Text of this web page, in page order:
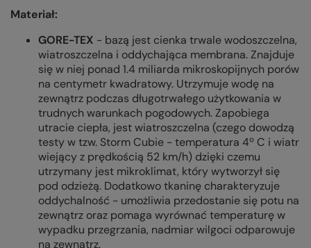
Materiał:
GORE-TEX - bazą jest cienka trwale wodoszczelna,
wiatroszczelna i oddychająca membrana. Znajduje
się w niej ponad 1.4 miliarda mikroskopijnych porów
na centymetr kwadratowy. Utrzymuje wodę na
zewnątrz podczas długotrwałego użytkowania w
trudnych warunkach pogodowych. Zapobiega
utracie ciepła, jest wiatroszczelna (czego dowodzą
testy w tzw. Storm Cubie - temperatura 4º C i wiatr
wiejący z prędkością 52 km/h) dzięki czemu
utrzymany jest mikroklimat, który wytworzył się
pod odzieżą. Dodatkowo tkaninę charakteryzuje
oddychalność - umożliwia przedostanie się potu na
zewnątrz oraz pomaga wyrównać temperaturę w
wypadku przegrzania, nadmiar wilgoci odparowuje
na zewnątrz.